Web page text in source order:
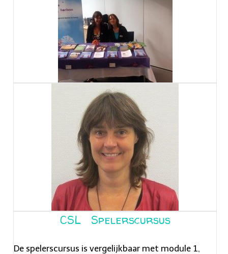
CSL Spelerscursus
De spelerscursus is vergelijkbaar met module 1,